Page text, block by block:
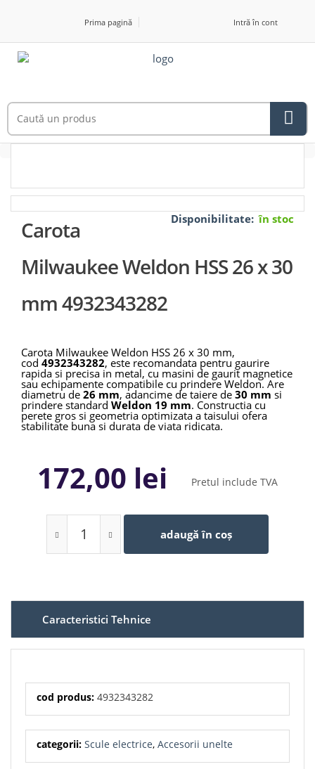
Prima pagină Intră în cont
Disponibilitate: în stoc
Carota
Milwaukee Weldon HSS 26 x 30
mm 4932343282
Carota Milwaukee Weldon HSS 26 x 30 mm,
cod 4932343282, este recomandata pentru gaurire
rapida si precisa in metal, cu masini de gaurit magnetice
sau echipamente compatibile cu prindere Weldon. Are
diametru de 26 mm, adancime de taiere de 30 mm si
prindere standard Weldon 19 mm. Constructia cu
perete gros si geometria optimizata a taisului ofera
stabilitate buna si durata de viata ridicata.
172,00 lei Pretul include TVA
adaugă în coș
Caracteristici Tehnice
cod produs: 4932343282
categorii: Scule electrice, Accesorii unelte